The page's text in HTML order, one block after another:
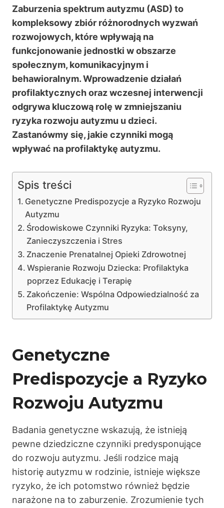
Zaburzenia spektrum autyzmu (ASD) to
kompleksowy zbiór różnorodnych wyzwań
rozwojowych, które wpływają na
funkcjonowanie jednostki w obszarze
społecznym, komunikacyjnym i
behawioralnym. Wprowadzenie działań
profilaktycznych oraz wczesnej interwencji
odgrywa kluczową rolę w zmniejszaniu
ryzyka rozwoju autyzmu u dzieci.
Zastanówmy się, jakie czynniki mogą
wpływać na profilaktykę autyzmu.
Spis treści
Genetyczne Predispozycje a Ryzyko Rozwoju
Autyzmu
Środowiskowe Czynniki Ryzyka: Toksyny,
Zanieczyszczenia i Stres
Znaczenie Prenatalnej Opieki Zdrowotnej
Wspieranie Rozwoju Dziecka: Profilaktyka
poprzez Edukację i Terapię
Zakończenie: Wspólna Odpowiedzialność za
Profilaktykę Autyzmu
Genetyczne
Predispozycje a Ryzyko
Rozwoju Autyzmu
Badania genetyczne wskazują, że istnieją
pewne dziedziczne czynniki predysponujące
do rozwoju autyzmu. Jeśli rodzice mają
historię autyzmu w rodzinie, istnieje większe
ryzyko, że ich potomstwo również będzie
narażone na to zaburzenie. Zrozumienie tych